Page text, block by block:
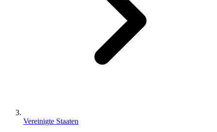
Vereinigte Staaten